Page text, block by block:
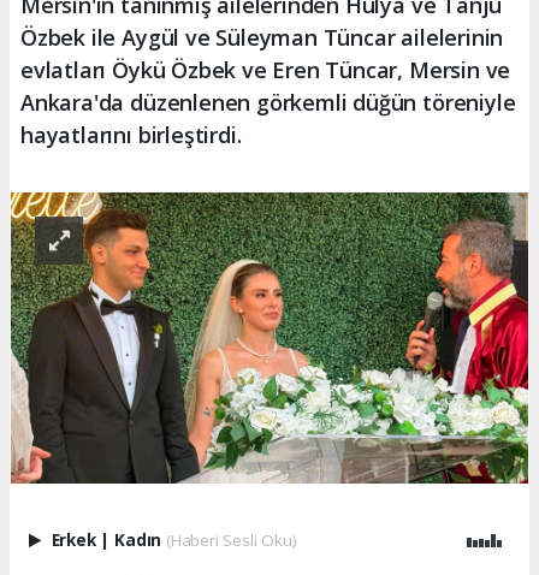
Özbek ile Aygül ve Süleyman Tüncar ailelerinin
evlatları Öykü Özbek ve Eren Tüncar, Mersin ve
Ankara'da düzenlenen görkemli düğün töreniyle
hayatlarını birleştirdi.
Erkek | Kadın (Haberi Sesli Oku)